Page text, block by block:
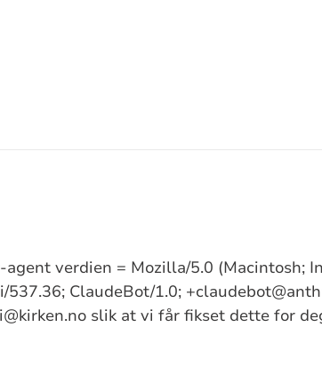
verdien = Mozilla/5.0 (Macintosh;
ClaudeBot/1.0;
slik at vi får fikset dette for